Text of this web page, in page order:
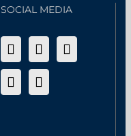
SOCIAL MEDIA